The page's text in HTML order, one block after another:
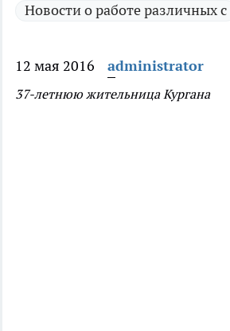
Новости о работе различных с
12 мая 2016 administrator
37-летнюю жительница Кургана